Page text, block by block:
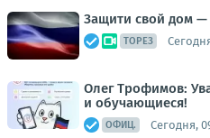
Защити свой дом —
ТОРЕЗ
Олег Трофимов:
и обучающиеся!
ОФИЦ. Сегодня,